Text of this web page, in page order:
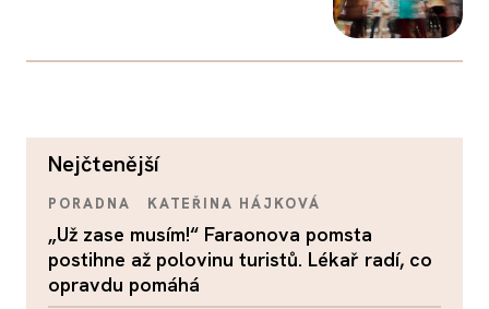
nejčtenější
PORADNA KATEŘINA HÁJKOVÁ
„Už zase musím!“ Faraonova pomsta
postihne až polovinu turistů. Lékař radí, co
opravdu pomáhá